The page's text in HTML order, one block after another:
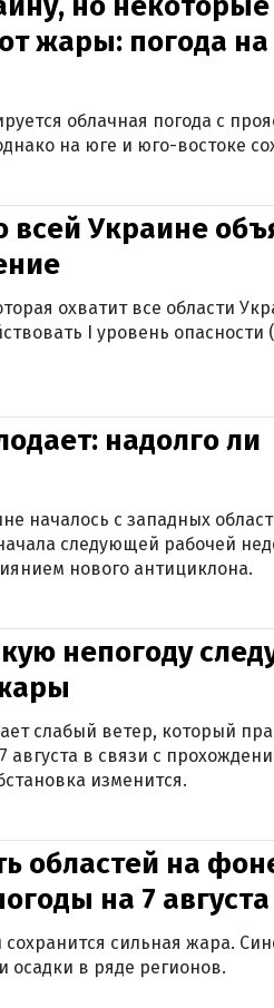
жары: погода на
облачная погода с
на юге и юго-востоке
всей Украине
охватит все области
I уровень опасности
надолго ли
началось с западных
следующей рабочей
нового антициклона.
непогоду
слабый ветер, который
августа в связи с
изменится.
областей на
на 7 августа
сильная жара.
осадки в ряде регионов.